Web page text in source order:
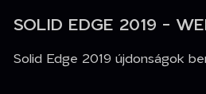
SOLID EDGE 2019 -
Solid Edge 2019 újdonságok